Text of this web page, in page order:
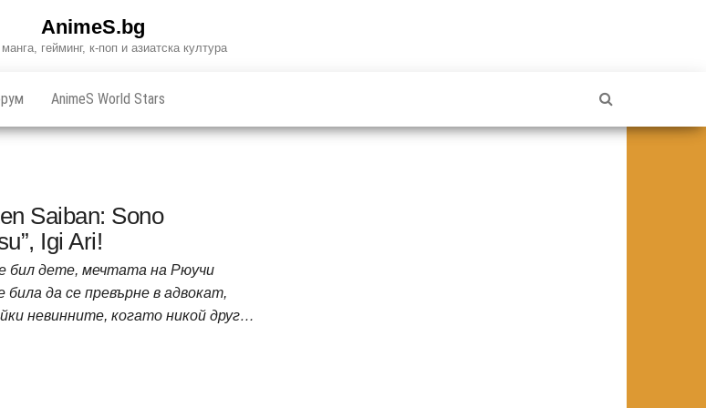
AnimeS.bg
гейминг, к-поп и азиатска култура
AnimeS World Stars
Saiban: Sono
Igi Ari!
бил дете, мечтата на Рюучи
била да се превърне в адвокат,
невинните, когато никой друг…